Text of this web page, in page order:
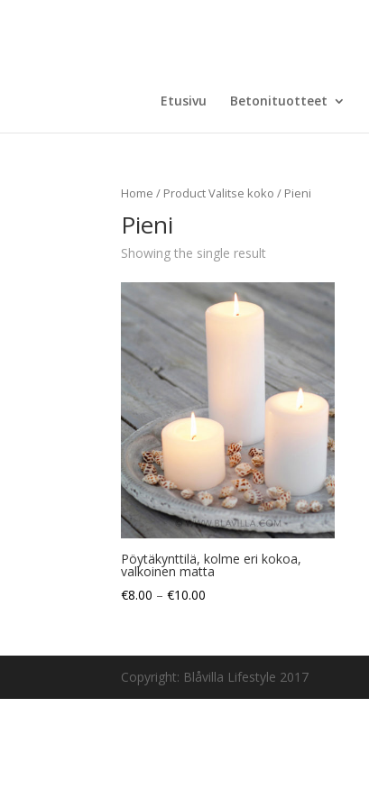
Etusivu Betonituotteet
Home / Product Valitse koko / Pieni
Pieni
Showing the single result
Pöytäkynttilä, kolme eri kokoa,
valkoinen matta
€8.00 –€10.00
Copyright: Blåvilla Lifestyle 2017